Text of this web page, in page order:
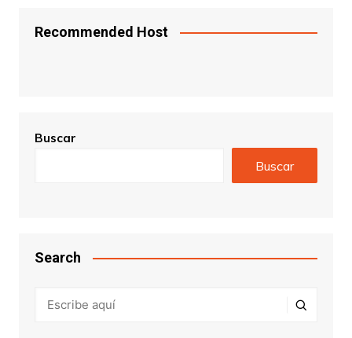
Recommended Host
Buscar
Buscar
Search